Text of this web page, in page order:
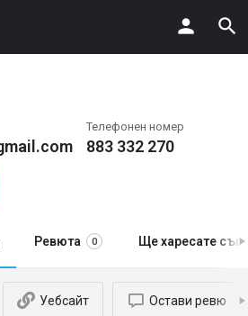
Телефонен номер
883 332 270
Ревюта 0 Ще харесате
Уебсайт Остави ревю